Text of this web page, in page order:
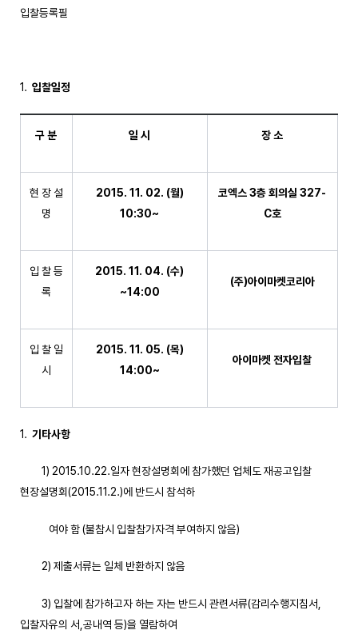
입찰등록필
입찰일정
구 분 일 시 장 소
현 장 설
명
2015. 11. 02. (월)
10:30~
코엑스3층 회의실327-
C호
입 찰 등
록
2015. 11. 04. (수)
~14:00
(주)아이마켓코리아
입 찰 일
시
2015. 11. 05. (목)
14:00~
아이마켓 전자입찰
기타사항
1) 2015.10.22.일자 현장설명회에 참가했던 업체도 재공고입찰
현장설명회(2015.11.2.)에 반드시 참석하
여야 함 (불참시 입찰참가자격 부여하지 않음)
2) 제출서류는 일체 반환하지 않음
3) 입찰에 참가하고자 하는 자는 반드시 관련서류(감리수행지침서,
입찰자유의 서,공내역 등)을 열람하여